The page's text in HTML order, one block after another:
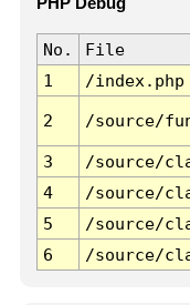
PHP Debug
No. File
1
/index.php
2 /source/
3 /source/
4
/source/
5
/source/
6
/source/